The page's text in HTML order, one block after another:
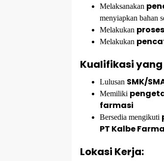
Melaksanakan
menyiapkan bahan
Melakukan
Melakukan
Kualifikasi
Lulusan SMK/
Memiliki
farmasi
Bersedia mengikuti
PT Kalbe
Lokasi Kerja: